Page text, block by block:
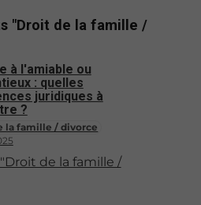
"Droit de la famille /
la famille / divorce
à l'amiable ou
: quelles
juridiques à
?
de la famille /